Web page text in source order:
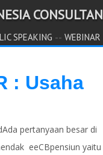
SPEAKING -- WEBINAR
: Usaha
pertanyaan besar di
eeCBpensiun yaitu